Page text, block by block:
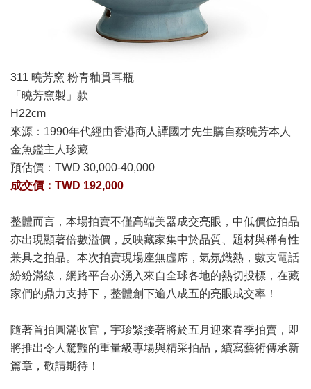
311 曉芳窯 粉青釉貫耳瓶
「曉芳窯製」款
H22cm
來源：1990年代經由香港商人譚國才先生購自蔡曉芳本人
金魚鑑主人珍藏
預估價：TWD 30,000-40,000
成交價：TWD 192,000
整體而言，本場拍賣不僅高端美器成交亮眼，中低價位拍品
亦出現顯著倍數溢價，反映藏家集中於品質、題材與稀有性
兼具之拍品。本次拍賣現場座無虛席，氣氛熾熱，數支電話
紛紛滿線，網路平台亦湧入來自全球各地的熱切投標，在藏
家們的鼎力支持下，整體創下逾八成五的亮眼成交率！
隨著首拍圓滿收官，宇珍緊接著將於五月迎來春季拍賣，即
將推出令人驚豔的重量級專場與精采拍品，續寫藝術傳承新
篇章，敬請期待！